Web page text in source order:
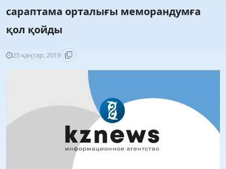
сараптама орталығы меморандумға
қол қойды
25 қаңтар, 2019